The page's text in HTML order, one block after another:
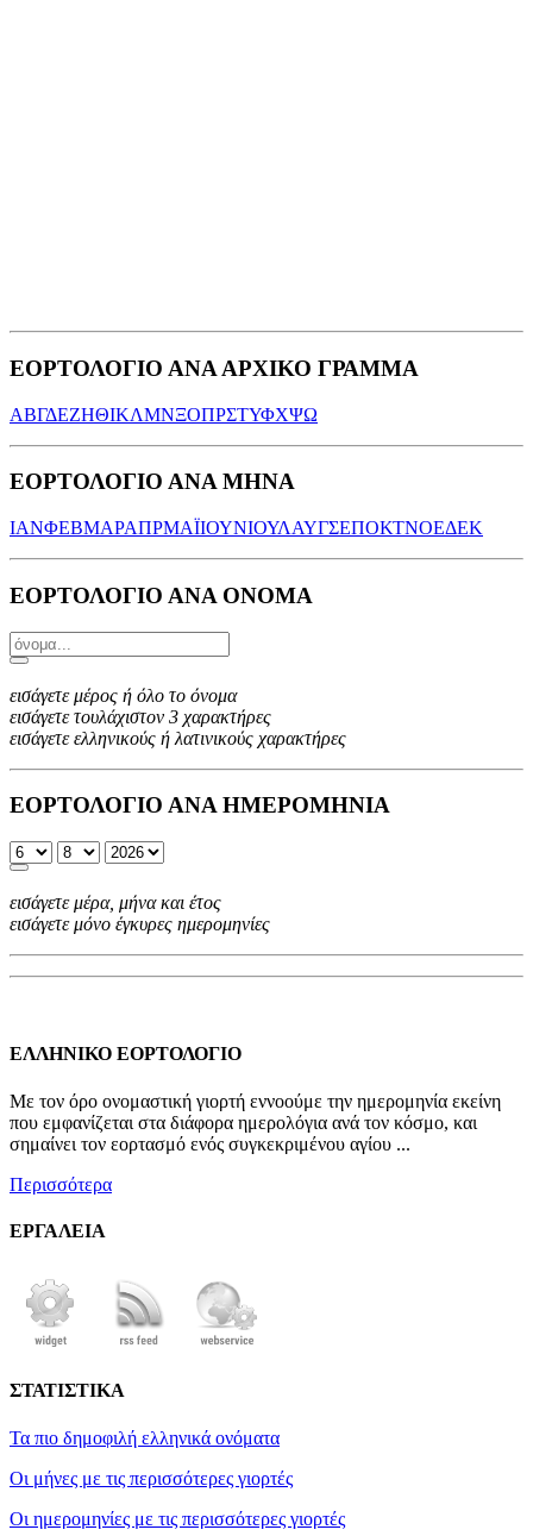
ΕΟΡΤΟΛΟΓΙΟ ΑΝΑ ΑΡΧΙΚΟ ΓΡΑΜΜΑ
ΑΒΓΔΕΖΗΘΙΚΛΜΝΞΟΠΡΣΤΥΦΧΨΩ
ΕΟΡΤΟΛΟΓΙΟ ΑΝΑ ΜΗΝΑ
ΙΑΝΦΕΒΜΑΡΑΠΡΜΑΪΙΟΥΝΙΟΥΛΑΥΓΣΕΠΟΚΤΝΟΕΔΕΚ
ΕΟΡΤΟΛΟΓΙΟ ΑΝΑ ΟΝΟΜΑ
εισάγετε μέρος ή όλο το όνομα
εισάγετε τουλάχιστον 3 χαρακτήρες
εισάγετε ελληνικούς ή λατινικούς χαρακτήρες
ΕΟΡΤΟΛΟΓΙΟ ΑΝΑ ΗΜΕΡΟΜΗΝΙΑ
εισάγετε μέρα, μήνα και έτος
εισάγετε μόνο έγκυρες ημερομηνίες
ΕΛΛΗΝΙΚΟ ΕΟΡΤΟΛΟΓΙΟ
Με τον όρο ονομαστική γιορτή εννοούμε την ημερομηνία εκείνη
που εμφανίζεται στα διάφορα ημερολόγια ανά τον κόσμο, και
σημαίνει τον εορτασμό ενός συγκεκριμένου αγίου ...
Περισσότερα
ΕΡΓΑΛΕΙΑ
ΣΤΑΤΙΣΤΙΚΑ
Τα πιο δημοφιλή ελληνικά ονόματα
Οι μήνες με τις περισσότερες γιορτές
Οι ημερομηνίες με τις περισσότερες γιορτές